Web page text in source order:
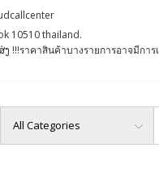
10510 thailand.
!!!ราคาสินค้าบางรายการอาจมีกา